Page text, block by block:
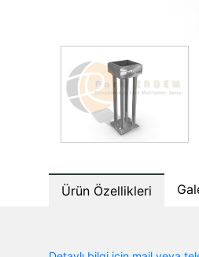
Ürün Özellikleri